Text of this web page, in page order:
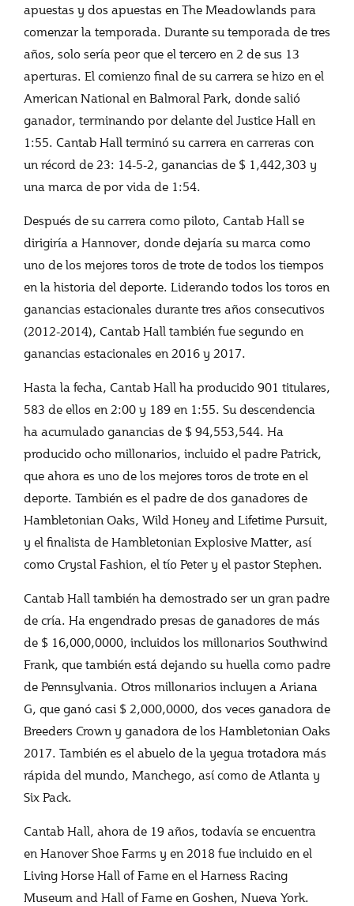
apuestas y dos apuestas en The Meadowlands para
comenzar la temporada. Durante su temporada de tres
años, solo sería peor que el tercero en 2 de sus 13
aperturas. El comienzo final de su carrera se hizo en el
American National en Balmoral Park, donde salió
ganador, terminando por delante del Justice Hall en
1:55. Cantab Hall terminó su carrera en carreras con
un récord de 23: 14-5-2, ganancias de $ 1,442,303 y
una marca de por vida de 1:54.
Después de su carrera como piloto, Cantab Hall se
dirigiría a Hannover, donde dejaría su marca como
uno de los mejores toros de trote de todos los tiempos
en la historia del deporte. Liderando todos los toros en
ganancias estacionales durante tres años consecutivos
(2012-2014), Cantab Hall también fue segundo en
ganancias estacionales en 2016 y 2017.
Hasta la fecha, Cantab Hall ha producido 901 titulares,
583 de ellos en 2:00 y 189 en 1:55. Su descendencia
ha acumulado ganancias de $ 94,553,544. Ha
producido ocho millonarios, incluido el padre Patrick,
que ahora es uno de los mejores toros de trote en el
deporte. También es el padre de dos ganadores de
Hambletonian Oaks, Wild Honey and Lifetime Pursuit,
y el finalista de Hambletonian Explosive Matter, así
como Crystal Fashion, el tío Peter y el pastor Stephen.
Cantab Hall también ha demostrado ser un gran padre
de cría. Ha engendrado presas de ganadores de más
de $ 16,000,0000, incluidos los millonarios Southwind
Frank, que también está dejando su huella como padre
de Pennsylvania. Otros millonarios incluyen a Ariana
G, que ganó casi $ 2,000,0000, dos veces ganadora de
Breeders Crown y ganadora de los Hambletonian Oaks
2017. También es el abuelo de la yegua trotadora más
rápida del mundo, Manchego, así como de Atlanta y
Six Pack.
Cantab Hall, ahora de 19 años, todavía se encuentra
en Hanover Shoe Farms y en 2018 fue incluido en el
Living Horse Hall of Fame en el Harness Racing
Museum and Hall of Fame en Goshen, Nueva York.